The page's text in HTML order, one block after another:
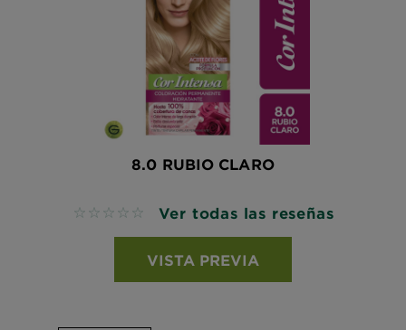
8.0 RUBIO CLARO
No reviews Ver todas las reseñas
VISTA PREVIA